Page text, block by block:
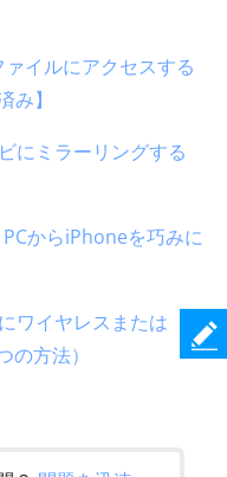
イルにアクセスする
み】
にミラーリングする
からiPhoneを巧みに
ワイヤレスまたは
方法）